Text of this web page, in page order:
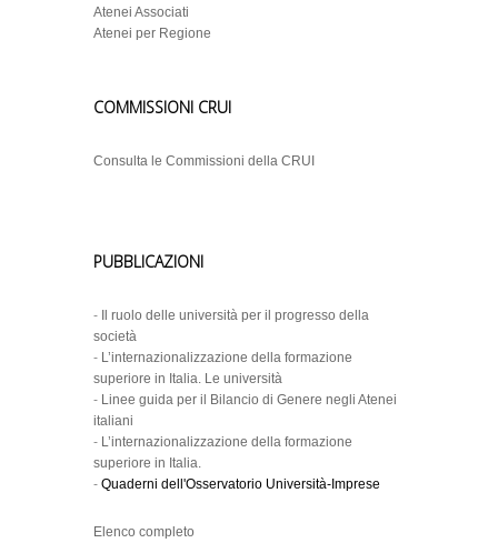
Atenei Associati
Atenei per Regione
COMMISSIONI CRUI
Consulta le Commissioni della CRUI
PUBBLICAZIONI
-
Il ruolo delle università per il progresso della
società
- L’internazionalizzazione della formazione
superiore in Italia. Le università
- Linee guida per il Bilancio di Genere negli Atenei
italiani
- L’internazionalizzazione della formazione
superiore in Italia.
- Quaderni dell'Osservatorio Università-Imprese
Elenco completo